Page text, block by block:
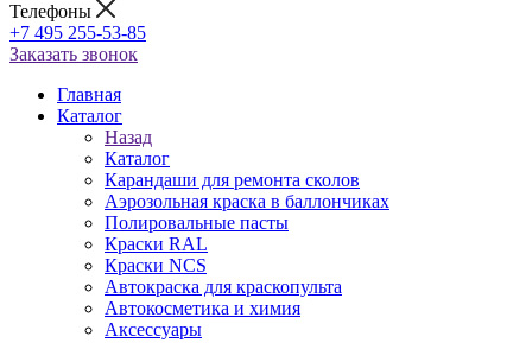
Телефоны
+7 495 255-53-85
Заказать звонок
Главная
Каталог
Назад
Каталог
Карандаши для ремонта сколов
Аэрозольная краска в баллончиках
Полировальные пасты
Краски RAL
Краски NCS
Автокраска для краскопульта
Автокосметика и химия
Аксессуары